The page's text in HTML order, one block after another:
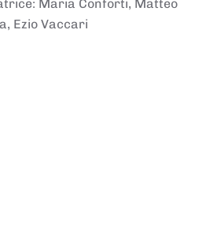
Maria Conforti, Matteo
Ezio Vaccari